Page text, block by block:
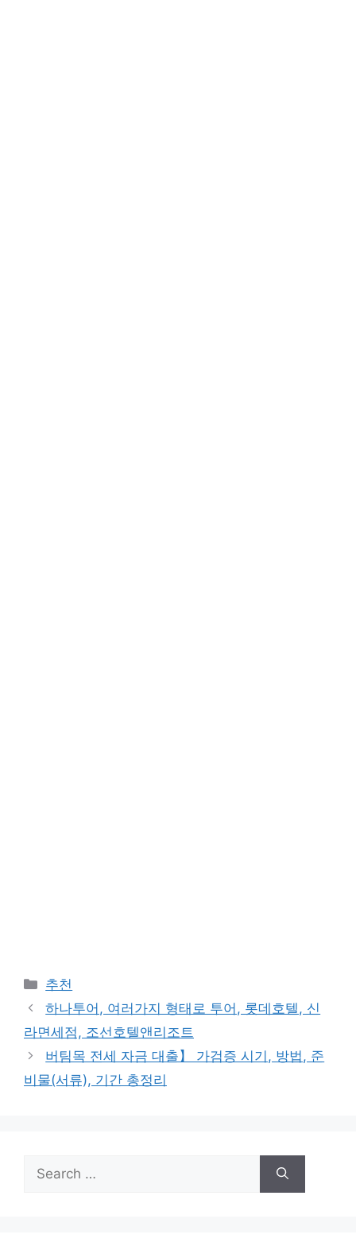
Categories
추천
하나투어, 여러가지 형태로 투어, 롯데호텔, 신
라면세점, 조선호텔앤리조트
버팀목 전세 자금 대출】 가검증 시기, 방법, 준
비물(서류), 기간 총정리
Search
for: